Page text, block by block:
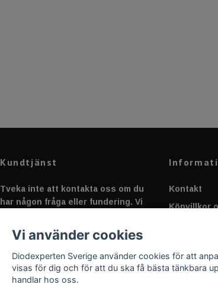
Kundtjänst
Tveka inte att kontakta oss om du
har någon fråga eller fundering. Vi
Kontakt
Köpvillkor
Applicering
Vi använder cookies
Diodexperten Sverige använder cookies för att
visas för dig och för att du ska få bästa tänkbara
handlar hos oss.